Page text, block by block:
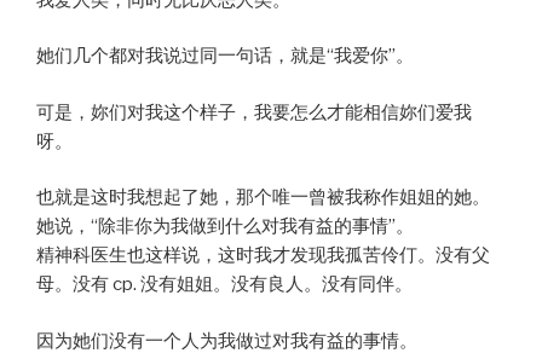
她们几个都对我说过同一句话，就是“我爱你”。
可是，妳们对我这个样子，我要怎么才能相信妳们爱我
呀。
也就是这时我想起了她，那个唯一曾被我称作姐姐的她。
她说，“除非你为我做到什么对我有益的事情”。
精神科医生也这样说，这时我才发现我孤苦伶仃。没有父
母。没有 cp. 没有姐姐。没有良人。没有同伴。
因为她们没有一个人为我做过对我有益的事情。